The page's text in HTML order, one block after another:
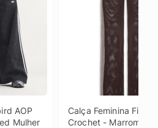
AOP
Mulher
Calça Feminina
Crochet - Marrom